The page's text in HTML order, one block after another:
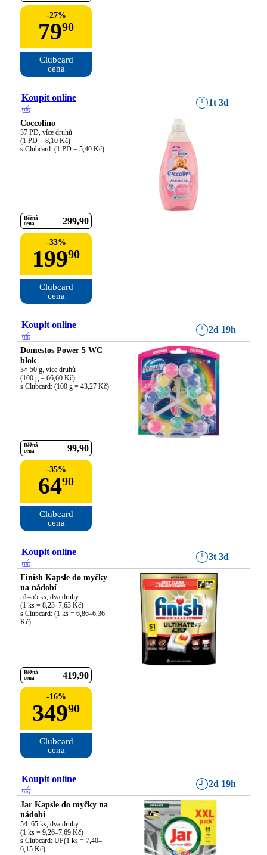
-27%
7990
Clubcard
cena
Koupit online 1t 3d
Coccolino
37 PD, více druhů
(1 PD = 8,10 Kč)
s Clubcard: (1 PD = 5,40 Kč)
Běžná
cena
299 90
-33%
19990
Clubcard
cena
Koupit online 2d 19h
Domestos Power 5 WC
blok
3× 50 g, více druhů
(100 g = 66,60 Kč)
s Clubcard: (100 g = 43,27 Kč)
Běžná
cena
99 90
-35%
6490
Clubcard
cena
Koupit online 3t 3d
Finish Kapsle do myčky
na nádobí
51–55 ks, dva druhy
(1 ks = 8,23–7,63 Kč)
s Clubcard: (1 ks = 6,86–6,36
Kč)
Běžná
cena
419 90
-16%
34990
Clubcard
cena
Koupit online 2d 19h
Jar Kapsle do myčky na
nádobí
54–65 ks, dva druhy
(1 ks = 9,26–7,69 Kč)
s Clubcard: UP(1 ks = 7,40–
6,15 Kč)